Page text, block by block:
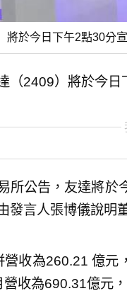
於今日下午2點30分
（2409）將於今日
所公告，友達將於
發言人張博儀說明
營收為260.21 億元
收為690.31億元